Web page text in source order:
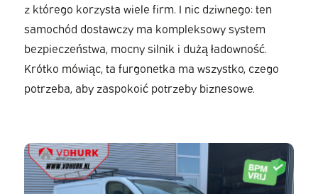
z którego korzysta wiele firm. I nic dziwnego: ten
samochód dostawczy ma kompleksowy system
bezpieczeństwa, mocny silnik i dużą ładowność.
Krótko mówiąc, ta furgonetka ma wszystko, czego
potrzeba, aby zaspokoić potrzeby biznesowe.